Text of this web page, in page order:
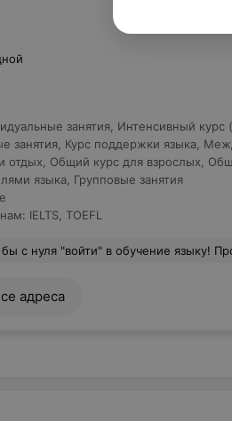
занятия Интенсивный курс
занятия Курс поддержки языка
отдых Общий курс для взрослых
языка Групповые занятия
: IELTS TOEFL
удобное время, располагающая занятиям атмосфера и просто фантастический преподаватель Наталья!!! Успеть вложить в наши головы столько материала и в такой доступной форме (в ход шло все - песни, видео, интерактивные игры) может только талантливый и увлеченный своей работой учитель!!! Спасибо огромное за этот курс!!! И самое главное подтверждение - я уже
адреса